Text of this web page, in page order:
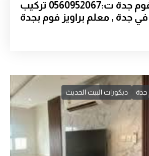
بانوهات فوم جدة ت:0560952067 تركيب
جدة , معلم براويز فوم بجدة
جدة ديكورات البيت الحديث